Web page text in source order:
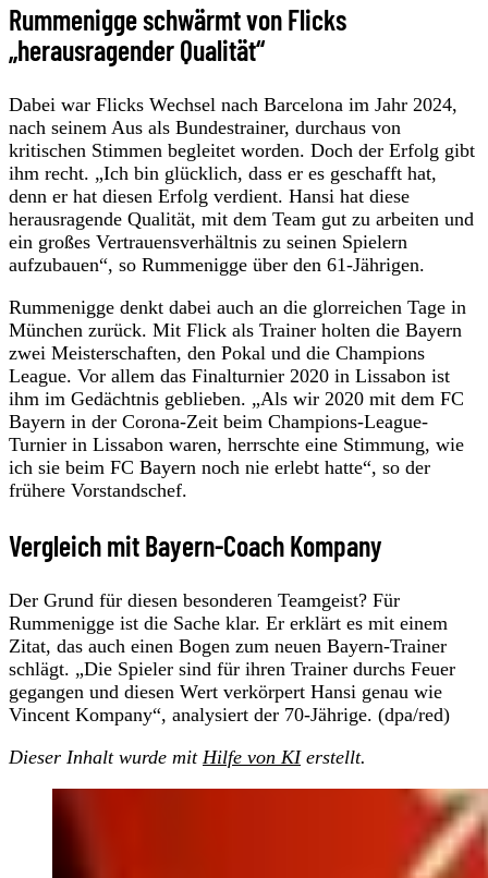
Rummenigge schwärmt von Flicks
„herausragender Qualität“
Dabei war Flicks Wechsel nach Barcelona im Jahr 2024,
nach seinem Aus als Bundestrainer, durchaus von
kritischen Stimmen begleitet worden. Doch der Erfolg gibt
ihm recht. „Ich bin glücklich, dass er es geschafft hat,
denn er hat diesen Erfolg verdient. Hansi hat diese
herausragende Qualität, mit dem Team gut zu arbeiten und
ein großes Vertrauensverhältnis zu seinen Spielern
aufzubauen“, so Rummenigge über den 61-Jährigen.
Rummenigge denkt dabei auch an die glorreichen Tage in
München zurück. Mit Flick als Trainer holten die Bayern
zwei Meisterschaften, den Pokal und die Champions
League. Vor allem das Finalturnier 2020 in Lissabon ist
ihm im Gedächtnis geblieben. „Als wir 2020 mit dem FC
Bayern in der Corona-Zeit beim Champions-League-
Turnier in Lissabon waren, herrschte eine Stimmung, wie
ich sie beim FC Bayern noch nie erlebt hatte“, so der
frühere Vorstandschef.
Vergleich mit Bayern-Coach Kompany
Der Grund für diesen besonderen Teamgeist? Für
Rummenigge ist die Sache klar. Er erklärt es mit einem
Zitat, das auch einen Bogen zum neuen Bayern-Trainer
schlägt. „Die Spieler sind für ihren Trainer durchs Feuer
gegangen und diesen Wert verkörpert Hansi genau wie
Vincent Kompany“, analysiert der 70-Jährige. (dpa/red)
Dieser Inhalt wurde mit Hilfe von KIerstellt.